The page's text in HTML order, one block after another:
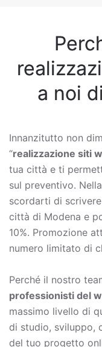
a noi
Innanzitutto non
“realizzazione siti
tua città e ti
sul preventivo.
scordarti di
città di Modena e
10%. Promozione
numero limitato di
Perché il nostro
professionisti del
massimo livello di
di studio, sviluppo,
del tuo progetto